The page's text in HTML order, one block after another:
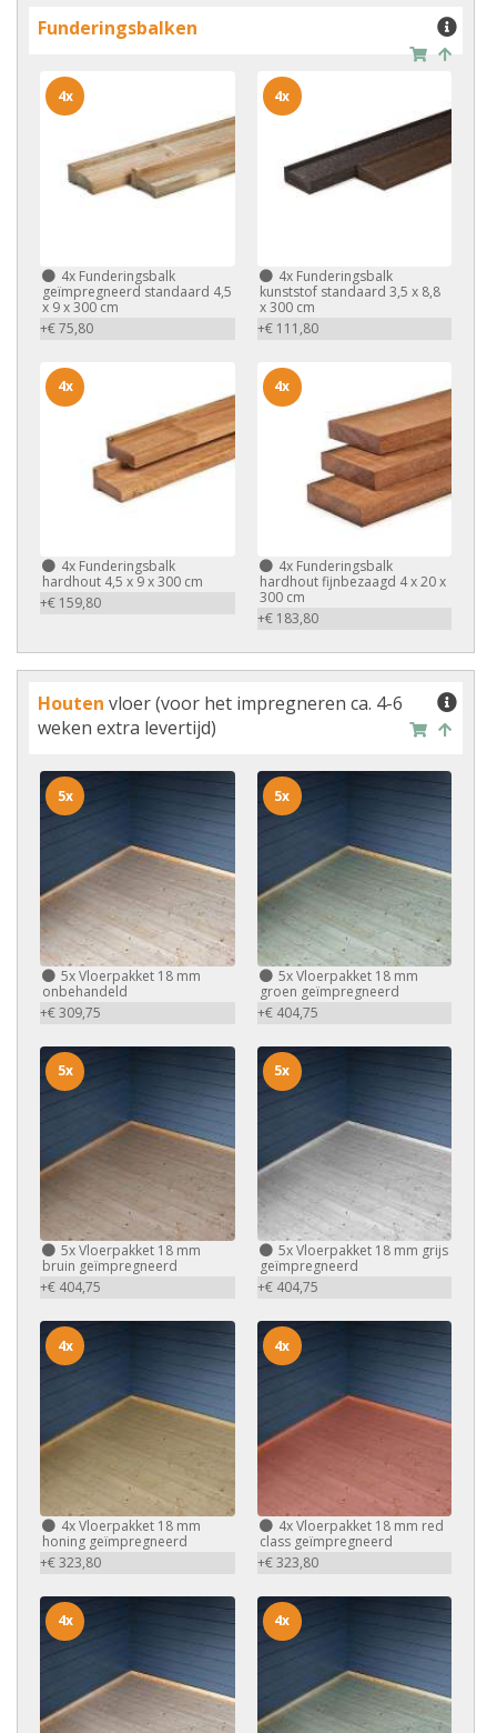
Funderingsbalken
4x Funderingsbalk
geïmpregneerd standaard 4,5
x 9 x 300 cm
+€ 75,80
4x
4xFunderingsbalk
kunststof standaard 3,5 x 8,8
x 300 cm
+€ 111,80
4x
4x Funderingsbalk
hardhout 4,5 x 9 x 300 cm
+€ 159,80
4x
4xFunderingsbalk
hardhout fijnbezaagd 4 x 20 x
300 cm
+€ 183,80
4x
Houten vloer (voor het impregneren ca. 4-6
weken extra levertijd)
5xVloerpakket 18 mm
onbehandeld
+€ 309,75
5x
5xVloerpakket 18 mm
groen geïmpregneerd
+€ 404,75
5x
5xVloerpakket 18 mm
bruin geïmpregneerd
+€ 404,75
5x
5xVloerpakket 18 mm grijs
geïmpregneerd
+€ 404,75
5x
4xVloerpakket 18 mm
honing geïmpregneerd
+€ 323,80
4x
4xVloerpakket 18 mm red
class geïmpregneerd
+€ 323,80
4x
4x 4x